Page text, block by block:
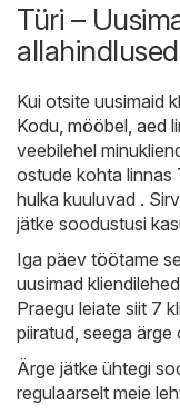
Türi –
Kui otsite uusimaid
Kodu, mööbel, aed
veebilehel
ostude kohta linnas
hulka kuuluvad .
jätke soodustusi
Iga päev töötame
uusimad
Praegu leiate siit 7
piiratud, seega ärge
Ärge jätke ühtegi
regulaarselt meie